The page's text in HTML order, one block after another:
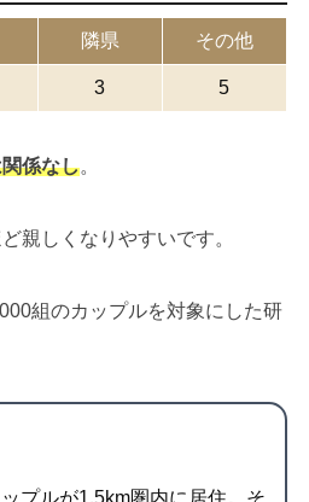
隣県 その他
3 5
係なし。
親しくなりやすいです。
組のカップルを対象にした研